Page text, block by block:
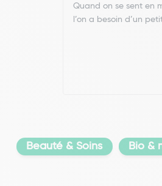
Quand on se sent en
l’on a besoin d’un
Beauté & Soins Bio &